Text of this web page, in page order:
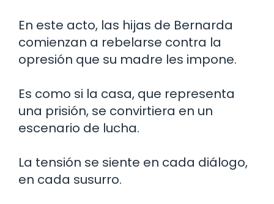
En este acto, las hijas de Bernarda
comienzan a rebelarse contra la
opresión que su madre les impone.
Es como si la casa, que representa
una prisión, se convirtiera en un
escenario de lucha.
La tensión se siente en cada diálogo,
en cada susurro.